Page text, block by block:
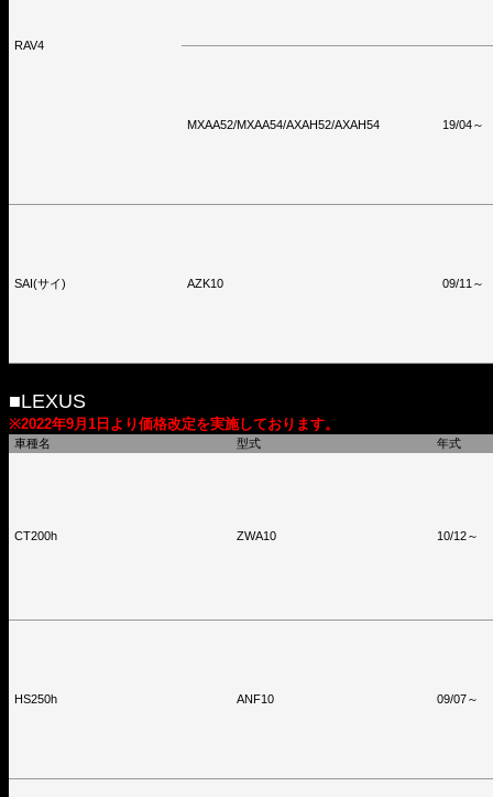
RAV4
MXAA52/MXAA54/AXAH52/AXAH54 19/04～
SAI(サイ) AZK10 09/11～
■LEXUS
※2022年9月1日より価格改定を実施しております。
車種名 型式 年式
CT200h ZWA10 10/12～
HS250h ANF10 09/07～